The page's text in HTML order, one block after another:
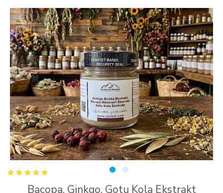
Bacopa, Ginkgo, Gotu Kola Ekstrakt